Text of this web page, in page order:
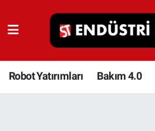
Robot Yatırımları Bakım 4.0
Robot Yatırımları
Bakım 4.0